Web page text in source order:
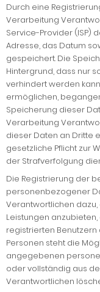
Durch eine
Verarbeitung
Service-Provider (ISP)
Adresse, das Datum
gespeichert. Die
Hintergrund, dass nur
verhindert werden
ermöglichen,
Speicherung dieser
Verarbeitung
dieser Daten an Dritte
gesetzliche Pflicht zur
der Strafverfolgung
Die Registrierung der
personenbezogener
Verantwortlichen
Leistungen
registrierten
Personen steht die
angegebenen
oder vollständig aus
Verantwortlichen